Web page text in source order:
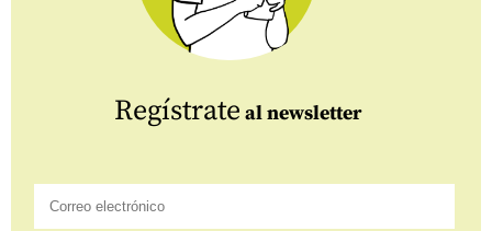
Regístrate al newsletter